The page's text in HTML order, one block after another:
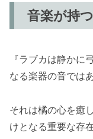
音楽が持
『ラブカは静かに
なる楽器の音では
それは橘の心を癒
けとなる重要な存在